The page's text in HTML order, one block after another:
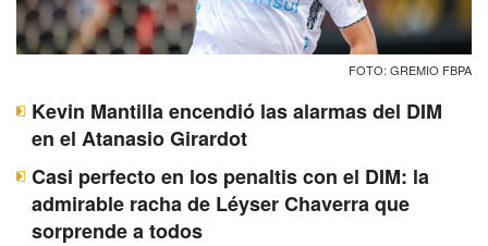
FOTO: GREMIO FBPA
Kevin Mantilla encendió las alarmas del DIM
en el Atanasio Girardot
Casi perfecto en los penaltis con el DIM: la
admirable racha de Léyser Chaverra que
sorprende a todos